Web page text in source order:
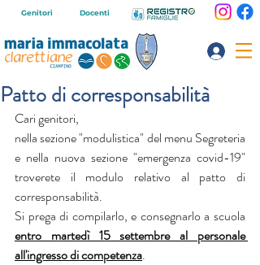
Genitori Docenti
Patto di corresponsabilità
Cari genitori,
nella sezione "modulistica" del menu Segreteria
e nella nuova sezione "emergenza covid-19"
troverete il modulo relativo al patto di
corresponsabilità.
entro martedì 15 settembre al personale
all'ingresso di competenza.